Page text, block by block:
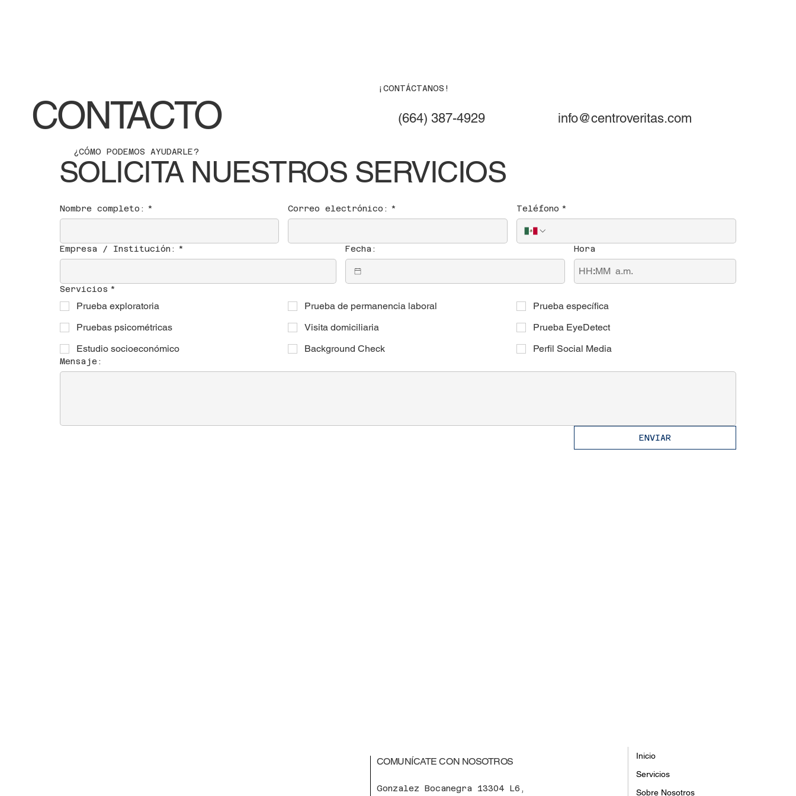
¿CÓMO PODEMOS AYUDARLE?
SOLICITA NUESTROS SERVICIOS
Nombre completo: * Correo electrónico: * Teléfono *
Empresa / Institución: * Fecha: Hora
: a.m.
Servicios *
Prueba exploratoria Prueba de permanencia laboral
Prueba específica
Pruebas psicométricas
Visita domiciliaria
Prueba EyeDetect
Estudio socioeconómico
Background Check Perfil Social Media
Mensaje:
ENVIAR
CONTACTO
¡CONTÁCTANOS!
(664) 387-4929 info@centroveritas.com
COMUNÍCATE CON NOSOTROS
Gonzalez Bocanegra 13304 L6,
Inicio
Servicios
Sobre Nosotros